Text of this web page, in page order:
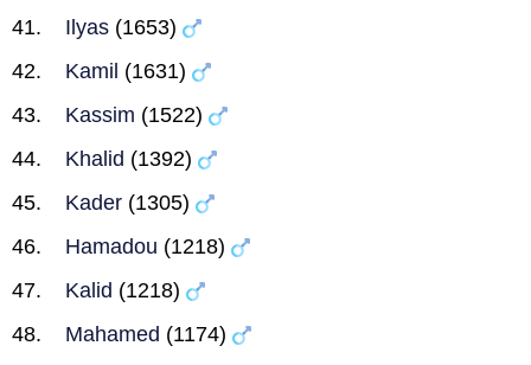
Ilyas (1653)
Kamil (1631)
Kassim (1522)
Khalid (1392)
Kader (1305)
Hamadou (1218)
Kalid (1218)
Mahamed (1174)